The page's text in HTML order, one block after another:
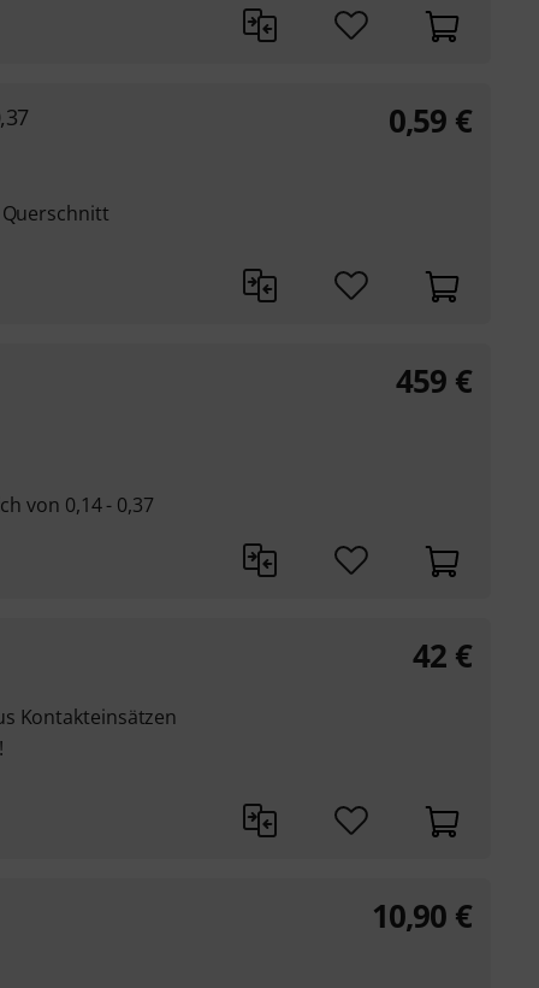
0,59 €
von 0,14 - 0,37
459 €
Kontakteinsätzen
42 €
10,90 €